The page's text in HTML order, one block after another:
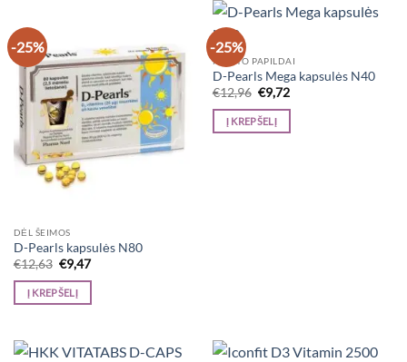
-25%
DĖL ŠEIMOS
D-Pearls kapsulės N80
€12,63 Original
price
was:
€12,63.
€9,47Current
is:
Į KREPŠELĮ
-25%
MAISTO PAPILDAI
D-Pearls Mega kapsulės N40
€12,96 Original
price
was:
€12,96.
€9,72Current
is:
Į KREPŠELĮ